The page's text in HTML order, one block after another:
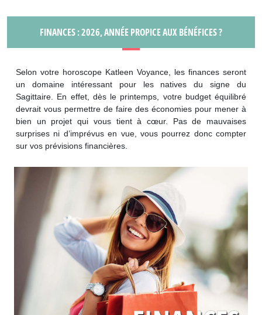
FINANCES : 2026, ANNÉE PROPICE AUX BÉNÉFICES ?
Selon votre horoscope Katleen Voyance, les finances seront
un domaine intéressant pour les natives du signe du
Sagittaire. En effet, dès le printemps, votre budget équilibré
devrait vous permettre de faire des économies pour mener à
bien un projet qui vous tient à cœur. Pas de mauvaises
surprises ni d’imprévus en vue, vous pourrez donc compter
sur vos prévisions financières.